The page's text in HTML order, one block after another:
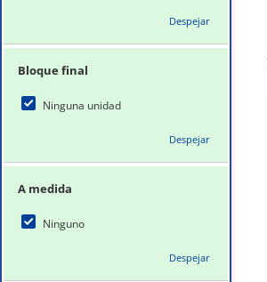
Despejar
Bloque final
Ninguna unidad
Despejar
A medida
Ninguno
Despejar